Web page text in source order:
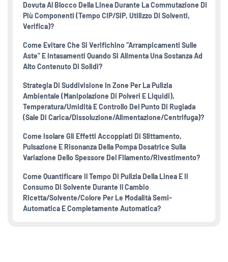
Dovuta Al Blocco Della Linea Durante La Commutazione Di
Più Componenti (tempo CIP/SIP, Utilizzo Di Solventi,
Verifica)?
Come Evitare Che Si Verifichino “arrampicamenti Sulle
Aste” E Intasamenti Quando Si Alimenta Una Sostanza Ad
Alto Contenuto Di Solidi?
Strategia Di Suddivisione In Zone Per La Pulizia
Ambientale (manipolazione Di Polveri E Liquidi),
Temperatura/umidità E Controllo Del Punto Di Rugiada
(sale Di Carica/dissoluzione/alimentazione/centrifuga)?
Come Isolare Gli Effetti Accoppiati Di Slittamento,
Pulsazione E Risonanza Della Pompa Dosatrice Sulla
Variazione Dello Spessore Del Filamento/rivestimento?
Come Quantificare Il Tempo Di Pulizia Della Linea E Il
Consumo Di Solvente Durante Il Cambio
Ricetta/solvente/colore Per Le Modalità Semi-
Automatica E Completamente Automatica?